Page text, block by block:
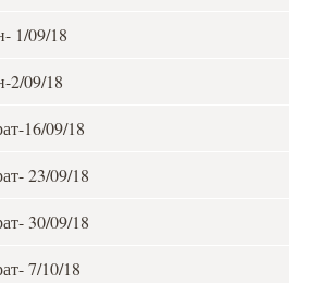
1/09/18
2/09/18
16/09/18
23/09/18
30/09/18
7/10/18